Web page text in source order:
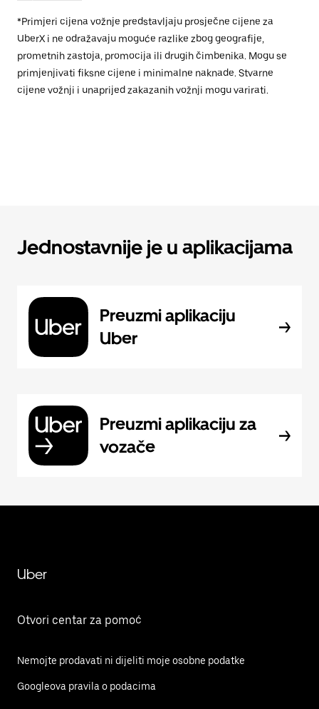
*Primjeri cijena vožnje predstavljaju prosječne cijene za
UberX i ne odražavaju moguće razlike zbog geografije,
prometnih zastoja, promocija ili drugih čimbenika. Mogu se
primjenjivati fiksne cijene i minimalne naknade. Stvarne
cijene vožnji i unaprijed zakazanih vožnji mogu varirati.
Jednostavnije je u aplikacijama
Preuzmi aplikaciju
Uber
Preuzmi aplikaciju za
vozače
Uber
Otvori centar za pomoć
Nemojte prodavati ni dijeliti moje osobne podatke
Googleova pravila o podacima